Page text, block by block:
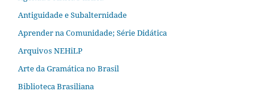
Antiguidade e Subalternidade
Aprender na Comunidade; Série Didática
Arquivos NEHiLP
Arte da Gramática no Brasil
Biblioteca Brasiliana